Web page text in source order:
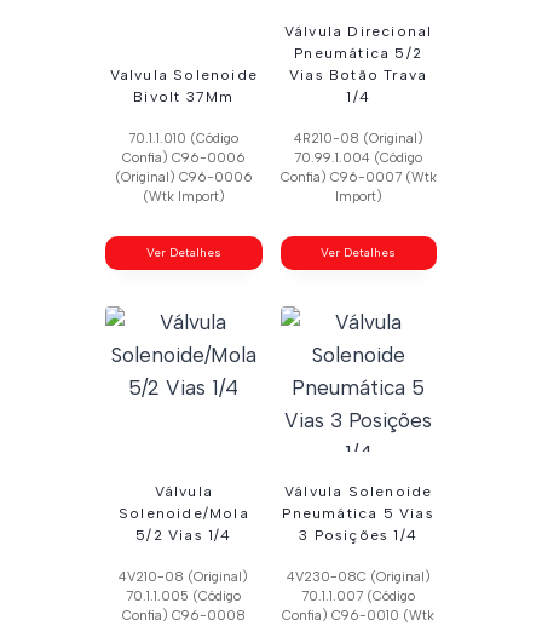
Valvula Solenoide
Bivolt 37Mm
70.1.1.010 (Código
Confia) C96-0006
(Original) C96-0006
(Wtk Import)
Ver Detalhes
Válvula Direcional
Pneumática 5/2
Vias Botão Trava
1/4
4R210-08 (Original)
70.99.1.004 (Código
Confia) C96-0007 (Wtk
Import)
Ver Detalhes
Válvula
Solenoide/Mola
5/2 Vias 1/4
4V210-08 (Original)
70.1.1.005 (Código
Confia) C96-0008
Válvula Solenoide
Pneumática 5 Vias
3 Posições 1/4
4V230-08C (Original)
70.1.1.007 (Código
Confia) C96-0010 (Wtk